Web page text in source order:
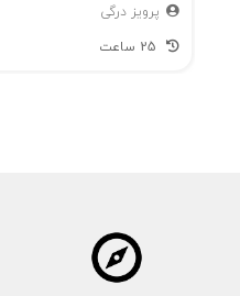
پرویز درگی